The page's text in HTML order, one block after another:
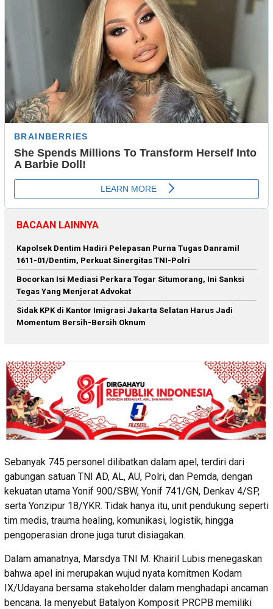
BACAAN LAINNYA
Kapolsek Dentim Hadiri Pelepasan Purna Tugas Danramil
1611-01/Dentim, Perkuat Sinergitas TNI-Polri
Bocorkan Isi Mediasi Perkara Togar Situmorang, Ini Sanksi
Tegas Yang Menjerat Advokat
Sidak KPK di Kantor Imigrasi Jakarta Selatan Harus Jadi
Momentum Bersih-Bersih Oknum
Sebanyak 745 personel dilibatkan dalam apel, terdiri dari
gabungan satuan TNI AD, AL, AU, Polri, dan Pemda, dengan
kekuatan utama Yonif 900/SBW, Yonif 741/GN, Denkav 4/SP,
serta Yonzipur 18/YKR. Tidak hanya itu, unit pendukung seperti
tim medis, trauma healing, komunikasi, logistik, hingga
pengoperasian drone juga turut disiagakan.
Dalam amanatnya, Marsdya TNI M. Khairil Lubis menegaskan
bahwa apel ini merupakan wujud nyata komitmen Kodam
IX/Udayana bersama stakeholder dalam menghadapi ancaman
bencana. Ia menyebut Batalyon Komposit PRCPB memiliki